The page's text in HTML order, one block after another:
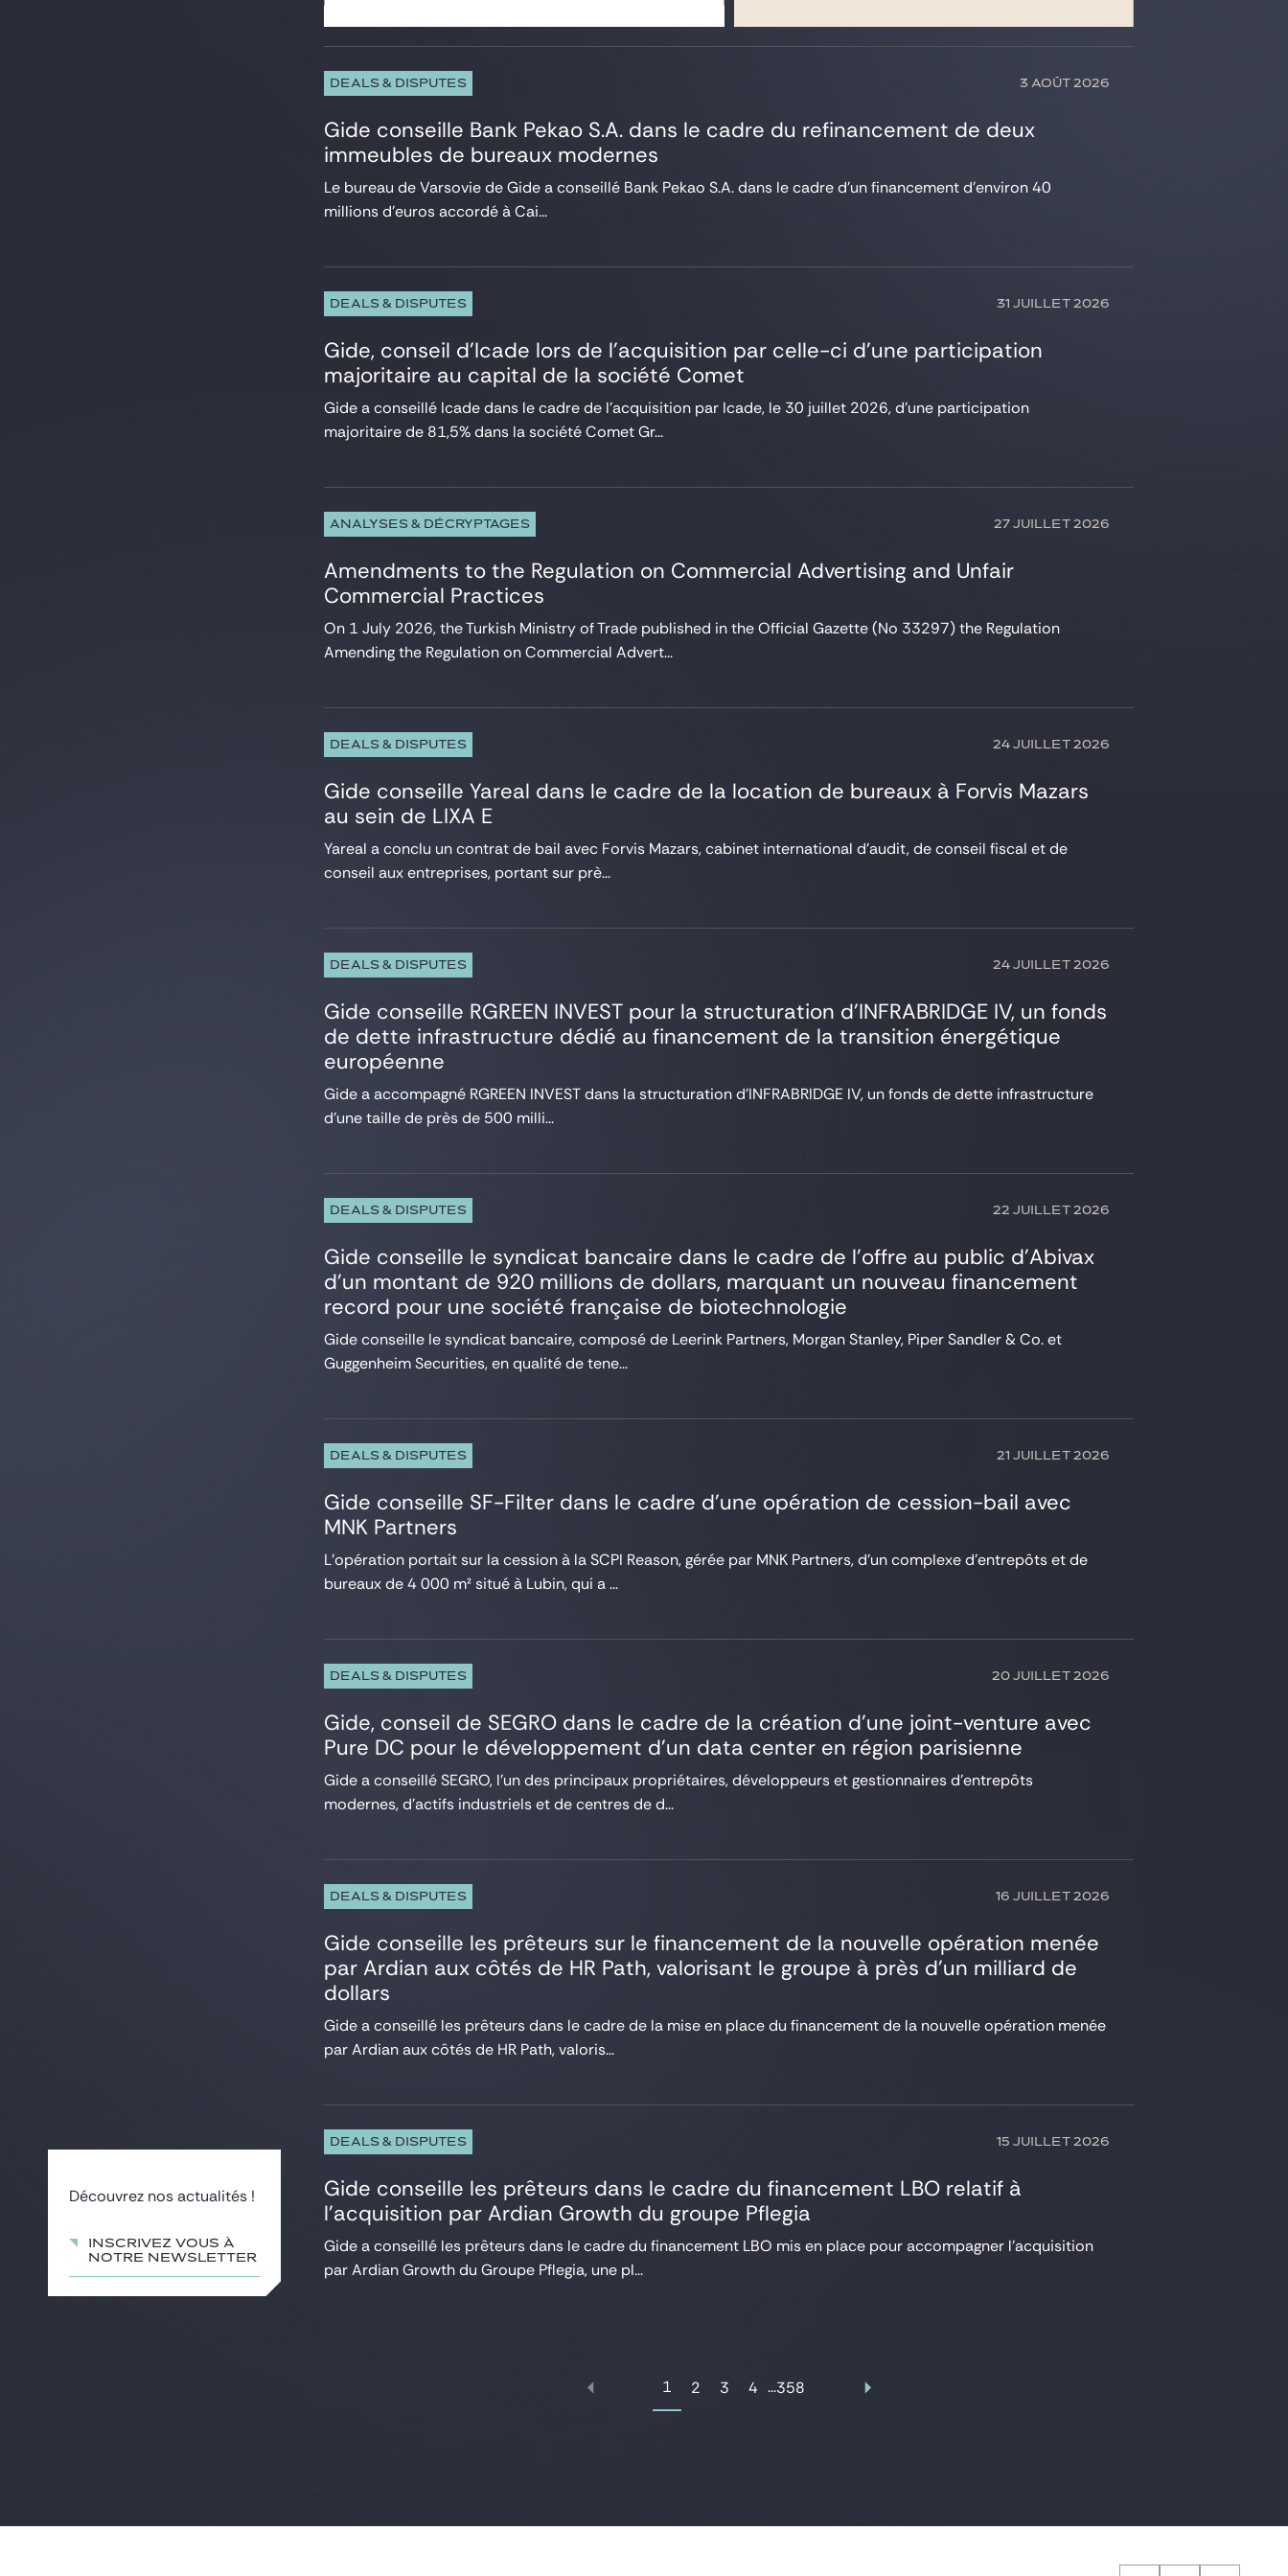
Découvrez nos actualités !
Inscrivez vous à
notre newsletter
DEALS & DISPUTES 3 AOÛT 2026
Gide conseille Bank Pekao S.A. dans le cadre du refinancement de deux
immeubles de bureaux modernes
Le bureau de Varsovie de Gide a conseillé Bank Pekao S.A. dans le cadre d’un financement d’environ 40
millions d’euros accordé à Cai...
DEALS & DISPUTES 31 JUILLET 2026
Gide, conseil d’Icade lors de l’acquisition par celle-ci d’une participation
majoritaire au capital de la société Comet
Gide a conseillé Icade dans le cadre de l’acquisition par Icade, le 30 juillet 2026, d’une participation
majoritaire de 81,5% dans la société Comet Gr...
ANALYSES & DÉCRYPTAGES 27 JUILLET 2026
Amendments to the Regulation on Commercial Advertising and Unfair
Commercial Practices
On 1 July 2026, the Turkish Ministry of Trade published in the Official Gazette (No 33297) the Regulation
Amending the Regulation on Commercial Advert...
DEALS & DISPUTES 24 JUILLET 2026
Gide conseille Yareal dans le cadre de la location de bureaux à Forvis Mazars
au sein de LIXA E
Yareal a conclu un contrat de bail avec Forvis Mazars, cabinet international d’audit, de conseil fiscal et de
conseil aux entreprises, portant sur prè...
DEALS & DISPUTES 24 JUILLET 2026
Gide conseille RGREEN INVEST pour la structuration d’INFRABRIDGE IV, un fonds
de dette infrastructure dédié au financement de la transition énergétique
européenne
Gide a accompagné RGREEN INVEST dans la structuration d’INFRABRIDGE IV, un fonds de dette infrastructure
d’une taille de près de 500 milli...
DEALS & DISPUTES 22 JUILLET 2026
Gide conseille le syndicat bancaire dans le cadre de l’offre au public d’Abivax
d’un montant de 920 millions de dollars, marquant un nouveau financement
record pour une société française de biotechnologie
Gide conseille le syndicat bancaire, composé de Leerink Partners, Morgan Stanley, Piper Sandler & Co. et
Guggenheim Securities, en qualité de tene...
DEALS & DISPUTES 21 JUILLET 2026
Gide conseille SF-Filter dans le cadre d’une opération de cession-bail avec
MNK Partners
L’opération portait sur la cession à la SCPI Reason, gérée par MNK Partners, d’un complexe d’entrepôts et de
bureaux de 4 000 m² situé à Lubin, qui a ...
DEALS & DISPUTES 20 JUILLET 2026
Gide, conseil de SEGRO dans le cadre de la création d’une joint-venture avec
Pure DC pour le développement d’un data center en région parisienne
Gide a conseillé SEGRO, l’un des principaux propriétaires, développeurs et gestionnaires d’entrepôts
modernes, d’actifs industriels et de centres de d...
DEALS & DISPUTES 16 JUILLET 2026
Gide conseille les prêteurs sur le financement de la nouvelle opération menée
par Ardian aux côtés de HR Path, valorisant le groupe à près d’un milliard de
dollars
Gide a conseillé les prêteurs dans le cadre de la mise en place du financement de la nouvelle opération menée
par Ardian aux côtés de HR Path, valoris...
DEALS & DISPUTES 15 JUILLET 2026
Gide conseille les prêteurs dans le cadre du financement LBO relatif à
l’acquisition par Ardian Growth du groupe Pflegia
Gide a conseillé les prêteurs dans le cadre du financement LBO mis en place pour accompagner l’acquisition
par Ardian Growth du Groupe Pflegia, une pl...
1 2 3 4 ...358